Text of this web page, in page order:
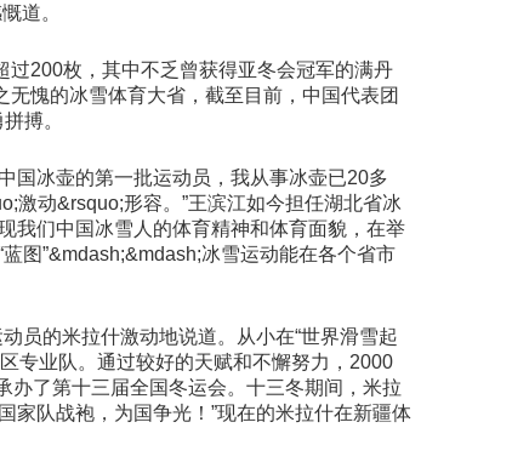
道。
200枚，其中不乏曾获得亚冬会冠军的满丹
愧的冰雪体育大省，截至目前，中国代表团
搏。
国冰壶的第一批运动员，我从事冰壶已20多
激动&rsquo;形容。”王滨江如今担任湖北省冰
我们中国冰雪人的体育精神和体育面貌，在举
图”&mdash;&mdash;冰雪运动能在各个省市
员的米拉什激动地说道。从小在“世界滑雪起
专业队。通过较好的天赋和不懈努力，2000
了第十三届全国冬运会。十三冬期间，米拉
家队战袍，为国争光！”现在的米拉什在新疆体